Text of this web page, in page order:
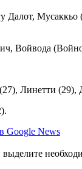
Далот, Мусаккьо
Войвода
Линетти (29),
Google News